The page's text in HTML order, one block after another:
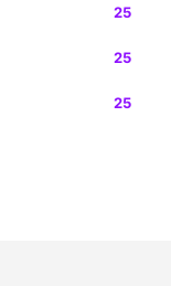
25
25
25